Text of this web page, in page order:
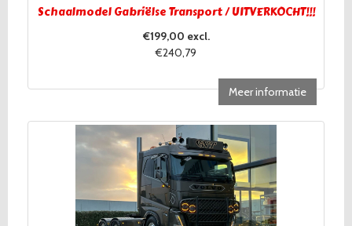
Schaalmodel Gabriëlse Transport / UITVERKOCHT!!!
€199,00 excl.
€240,79
Meer informatie